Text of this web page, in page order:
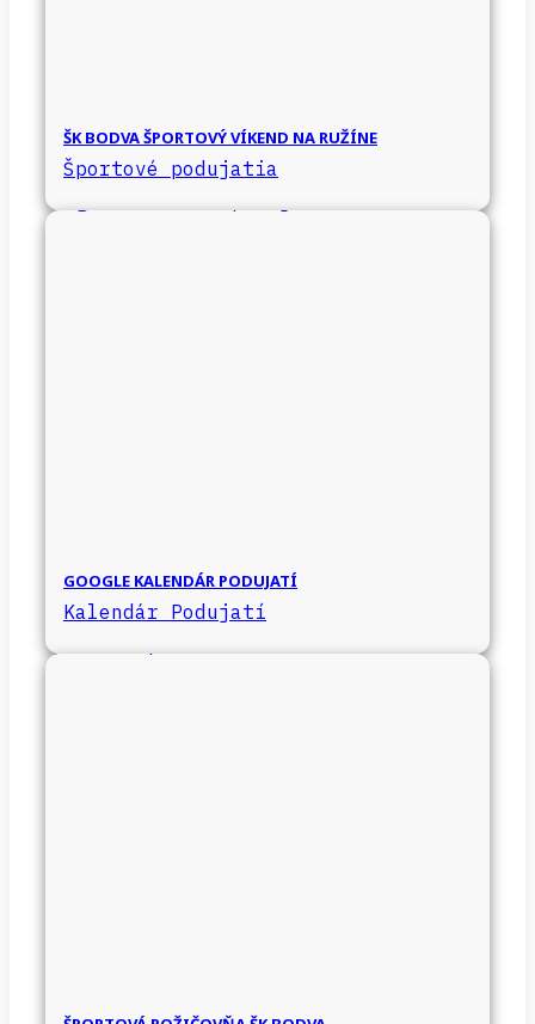
ŠK BODVA ŠPORTOVÝ VÍKEND NA RUŽÍNE
Športové podujatia
GOOGLE KALENDÁR PODUJATÍ
Kalendár Podujatí